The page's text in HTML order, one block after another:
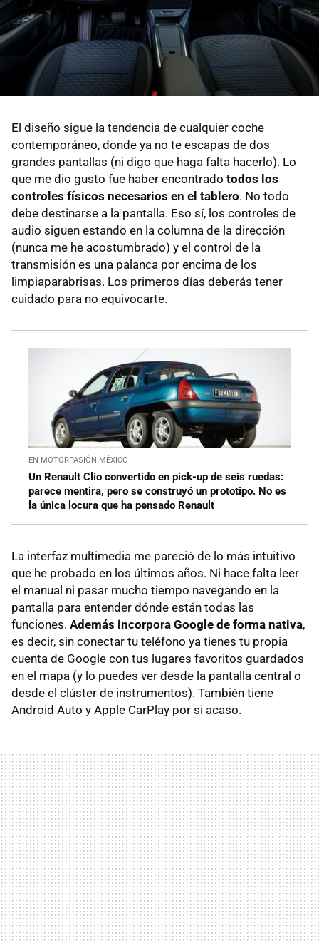
El diseño sigue la tendencia de cualquier coche
contemporáneo, donde ya no te escapas de dos
grandes pantallas (ni digo que haga falta hacerlo). Lo
que me dio gusto fue haber encontrado todos los
controles físicos necesarios en el tablero. No todo
debe destinarse a la pantalla. Eso sí, los controles de
audio siguen estando en la columna de la dirección
(nunca me he acostumbrado) y el control de la
transmisión es una palanca por encima de los
limpiaparabrisas. Los primeros días deberás tener
cuidado para no equivocarte.
EN MOTORPASIÓN MÉXICO
Un Renault Clio convertido en pick-up de seis ruedas:
parece mentira, pero se construyó un prototipo. No es
la única locura que ha pensado Renault
La interfaz multimedia me pareció de lo más intuitivo
que he probado en los últimos años. Ni hace falta leer
el manual ni pasar mucho tiempo navegando en la
pantalla para entender dónde están todas las
funciones. Además incorpora Google de forma nativa,
es decir, sin conectar tu teléfono ya tienes tu propia
cuenta de Google con tus lugares favoritos guardados
en el mapa (y lo puedes ver desde la pantalla central o
desde el clúster de instrumentos). También tiene
Android Auto y Apple CarPlay por si acaso.